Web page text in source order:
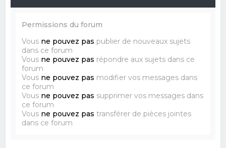
Permissions du forum
Vous ne pouvez pas publier de nouveaux sujets
dans ce forum
Vous ne pouvez pas répondre aux sujets dans ce
forum
Vous ne pouvez pas modifier vos messages dans
ce forum
Vous ne pouvez pas supprimer vos messages dans
ce forum
Vous ne pouvez pas transférer de pièces jointes
dans ce forum